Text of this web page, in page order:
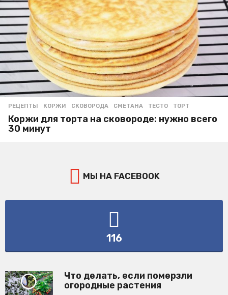
РЕЦЕПТЫ КОРЖИ ,СКОВОРОДА ,СМЕТАНА ,ТЕСТО ,ТОРТ
Коржи для торта на сковороде: нужно всего
30 минут
МЫ НА FACEBOOK
116
Что делать, если померзли
огородные растения